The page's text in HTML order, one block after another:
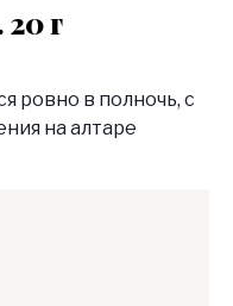
г
ровно в полночь, с
на алтаре